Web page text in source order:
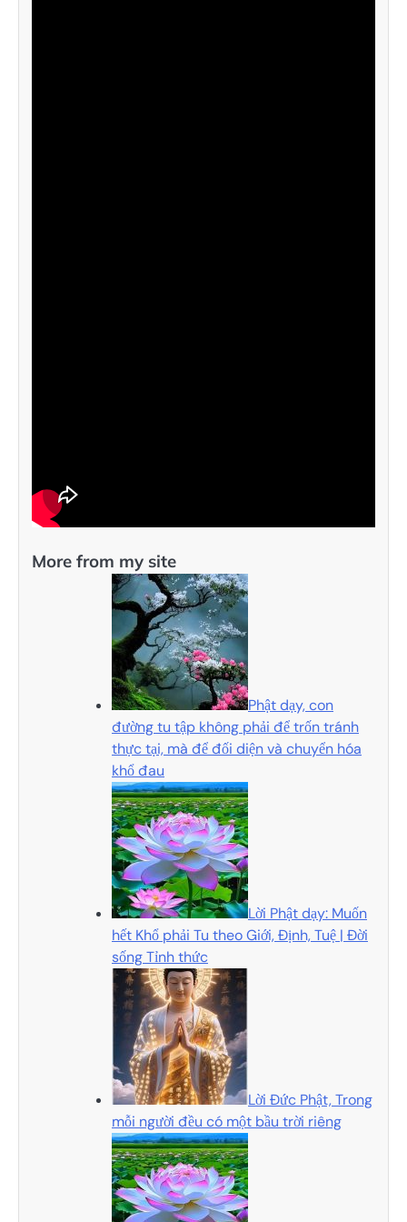
More from my site
Phật dạy, con
đường tu tập không phải để trốn tránh
thực tại, mà để đối diện và chuyển hóa
khổ đau
Lời Phật dạy: Muốn
hết Khổ phải Tu theo Giới, Định, Tuệ | Đời
sống Tỉnh thức
Lời Đức Phật, Trong
mỗi người đều có một bầu trời riêng